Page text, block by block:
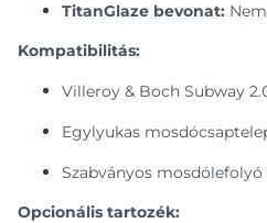
TitanGlaze bevonat: Nem
Kompatibilitás:
Villeroy & Boch Subway
Egylyukas
Szabványos mosdólefolyó
Opcionális tartozék: